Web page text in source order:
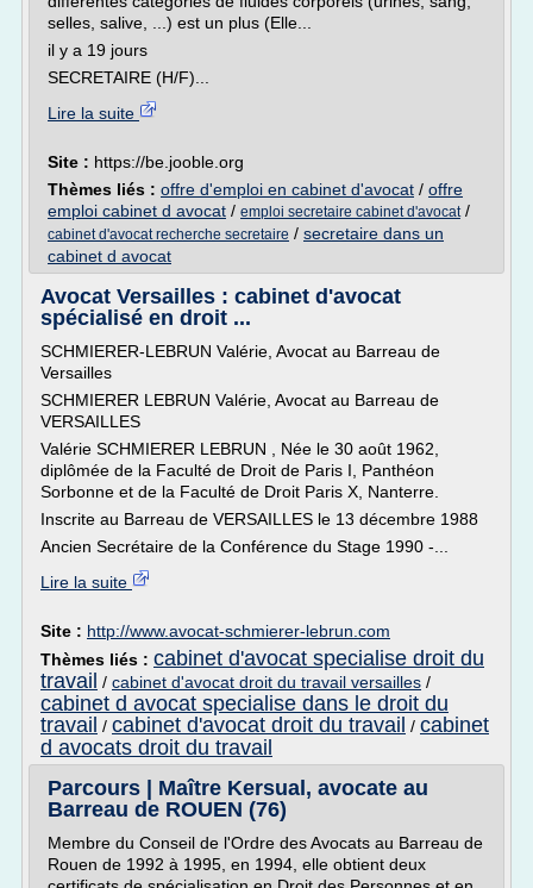
selles, salive, ...) est un plus (Elle...
il y a 19 jours
SECRETAIRE (H/F)...
Lire la suite
Site : https://be.jooble.org
Thèmes liés : offre d'emploi en cabinet d'avocat / offre
emploi cabinet d avocat / emploi secretaire cabinet d'avocat/
cabinet d'avocat recherche secretaire / secretaire dans un
cabinet d avocat
Avocat Versailles : cabinet d'avocat
spécialisé en droit ...
SCHMIERER-LEBRUN Valérie, Avocat au Barreau de
Versailles
SCHMIERER LEBRUN Valérie, Avocat au Barreau de
VERSAILLES
Valérie SCHMIERER LEBRUN , Née le 30 août 1962,
diplômée de la Faculté de Droit de Paris I, Panthéon
Sorbonne et de la Faculté de Droit Paris X, Nanterre.
Inscrite au Barreau de VERSAILLES le 13 décembre 1988
Ancien Secrétaire de la Conférence du Stage 1990 -...
Lire la suite
Site : http://www.avocat-schmierer-lebrun.com
Thèmes liés : cabinet d'avocat specialise droit du
travail / cabinet d'avocat droit du travail versailles /
cabinet d avocat specialise dans le droit du
travail / cabinet d'avocat droit du travail / cabinet
d avocats droit du travail
Parcours | Maître Kersual, avocate au
Barreau de ROUEN (76)
Membre du Conseil de l'Ordre des Avocats au Barreau de
Rouen de 1992 à 1995, en 1994, elle obtient deux